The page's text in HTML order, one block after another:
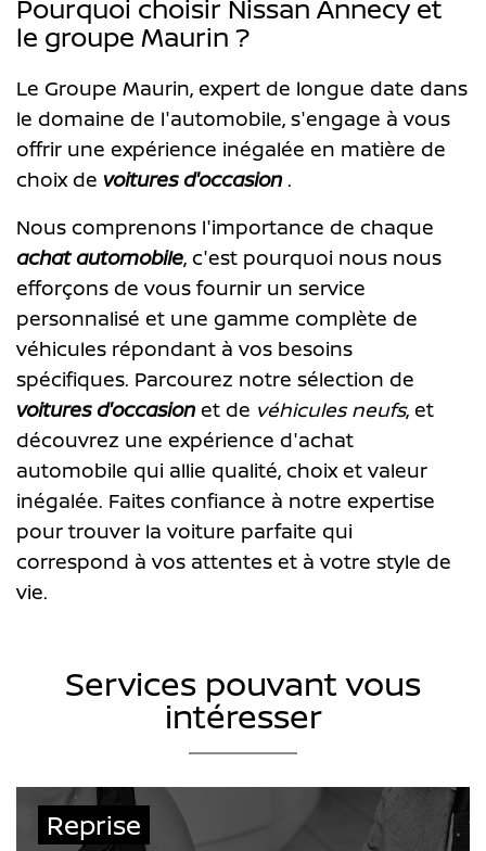
Pourquoi choisir Nissan Annecy et
le groupe Maurin ?
Le Groupe Maurin, expert de longue date dans
le domaine de l'automobile, s'engage à vous
offrir une expérience inégalée en matière de
choix de voitures d'occasion .
Nous comprenons l'importance de chaque
achat automobile, c'est pourquoi nous nous
efforçons de vous fournir un service
personnalisé et une gamme complète de
véhicules répondant à vos besoins
spécifiques. Parcourez notre sélection de
voitures d'occasion et de véhicules neufs, et
découvrez une expérience d'achat
automobile qui allie qualité, choix et valeur
inégalée. Faites confiance à notre expertise
pour trouver la voiture parfaite qui
correspond à vos attentes et à votre style de
vie.
Services pouvant vous
intéresser
Reprise